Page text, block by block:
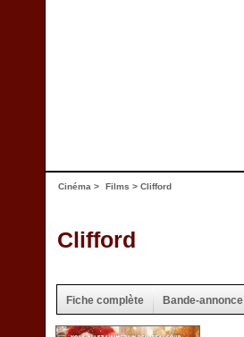
Cinéma > Films > Clifford
Clifford
Fiche complète Bande-annonce